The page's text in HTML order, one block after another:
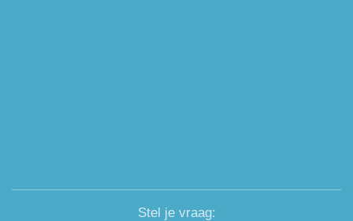
Stel je vraag: